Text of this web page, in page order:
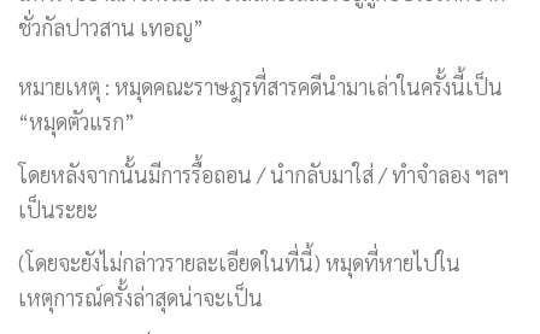
ชั่วกัลปาวสาน เทอญ”
หมายเหตุ : หมุดคณะราษฎรที่สารคดีนำมาเล่าในครั้งนี้เป็น
“หมุดตัวแรก”
โดยหลังจากนั้นมีการรื้อถอน / นำกลับมาใส่ / ทำจำลอง ฯลฯ
เป็นระยะ
(โดยจะยังไม่กล่าวรายละเอียดในที่นี้) หมุดที่หายไปใน
เหตุการณ์ครั้งล่าสุดน่าจะเป็น